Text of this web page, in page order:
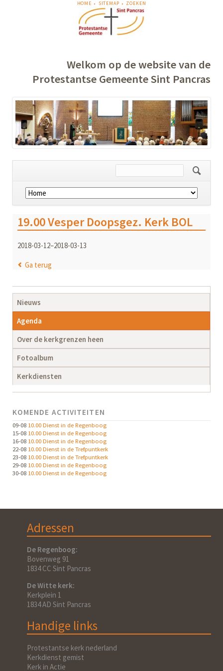
NAVIGATIE
OVERSLAAN
HOME SITEMAP ZOEKEN
Welkom op de website van de
Protestantse Gemeente Sint Pancras
Navigatie
overslaan
19.00 Vesper Doopsgez. Kerk BOL
2018-03-12–2018-03-13
Ga terug
Navigatie
overslaan
Nieuws
Agenda
Over de kerkgrenzen heen
Fotoalbum
Kerkdiensten
KOMENDE ACTIVITEITEN
09-08 10.00 Dienst in de Regenboog
15-08 10.00 Dienst in de Regenboog
16-08 10.00 Dienst in de Regenboog
22-08 10.00 Dienst in de Trefpuntkerk
23-08 10.00 Dienst in de Trefpuntkerk
29-08 10.00 Dienst in de Regenboog
30-08 10.00 Dienst in de Regenboog
Adressen
De Regenboog:
Bovenweg 91
1834 CC Sint Pancras
De Witte kerk:
Kerkplein 1
1834 AD Sint Pancras
Handige links
Protestantse kerk nederland
Kerkdienst gemist
Kerk in Actie